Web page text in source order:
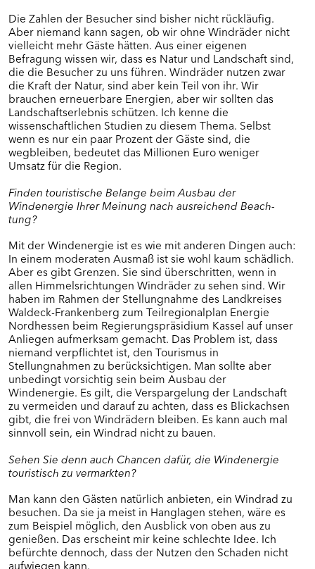
Dankerode
Eiterfeld
Grebenstein
Kalbach
Ottrau
Schrecksbach
Willingshausen
BÜRGERFOREN IN MITTELHESSEN (RP
GIESSEN)
Dornburg
Fernwald/Buseck/Gießen
Langgöns
Marburg
Schöffengrund
Wettenberg
BÜRGERFOREN IN SÜDHESSEN (RP
DARMSTADT)
Eltville am Rhein
Freigericht
Grävenwiesbach
Groß-Umstadt
Heidenrod
Kiedrich
Kreis Groß-Gerau
Schaafheim
Steinau an der Straße
Waldems
Weilrod
Winterstein-Kommunen
Die Zahlen der Besucher sind bisher nicht rückläufig.
Aber niemand kann sagen, ob wir ohne Windräder nicht
vielleicht mehr Gäste hätten. Aus einer eigenen
Befragung wissen wir, dass es Natur und Landschaft sind,
die die Besucher zu uns führen. Windräder nutzen zwar
die Kraft der Natur, sind aber kein Teil von ihr. Wir
brauchen erneuerbare Energien, aber wir sollten das
Landschaftserlebnis schützen. Ich kenne die
wissenschaftlichen Studien zu diesem Thema. Selbst
wenn es nur ein paar Prozent der Gäste sind, die
wegbleiben, bedeutet das Millionen Euro weniger
Umsatz für die Region.
Finden touristische Belange beim Ausbau der
Windenergie Ihrer Meinung nach ausreichend Beach-
tung?
Mit der Windenergie ist es wie mit anderen Dingen auch:
In einem moderaten Ausmaß ist sie wohl kaum schädlich.
Aber es gibt Grenzen. Sie sind überschritten, wenn in
allen Himmelsrichtungen Windräder zu sehen sind. Wir
haben im Rahmen der Stellungnahme des Landkreises
Waldeck-Frankenberg zum Teilregionalplan Energie
Nordhessen beim Regierungspräsidium Kassel auf unser
Anliegen aufmerksam gemacht. Das Problem ist, dass
niemand verpflichtet ist, den Tourismus in
Stellungnahmen zu berücksichtigen. Man sollte aber
unbedingt vorsichtig sein beim Ausbau der
Windenergie. Es gilt, die Verspargelung der Landschaft
zu vermeiden und darauf zu achten, dass es Blickachsen
gibt, die frei von Windrädern bleiben. Es kann auch mal
sinnvoll sein, ein Windrad nicht zu bauen.
Sehen Sie denn auch Chancen dafür, die Windenergie
touristisch zu vermarkten?
Man kann den Gästen natürlich anbieten, ein Windrad zu
besuchen. Da sie ja meist in Hanglagen stehen, wäre es
zum Beispiel möglich, den Ausblick von oben aus zu
genießen. Das erscheint mir keine schlechte Idee. Ich
befürchte dennoch, dass der Nutzen den Schaden nicht
aufwiegen kann.